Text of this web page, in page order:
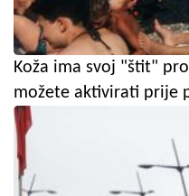
Koža ima svoj "štit"
možete aktivirati prije